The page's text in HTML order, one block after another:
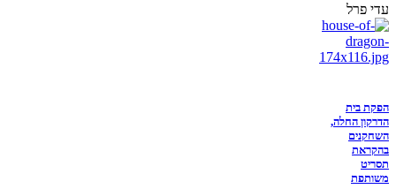
עדי פרל
הפקת בית
הדרקון החלה,
השחקנים
בהקראת
תסריט
משותפת